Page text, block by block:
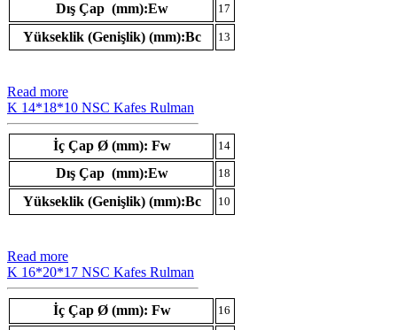
Dış Çap (mm):Ew 17
Yükseklik (Genişlik) (mm):Bc 13
Read more
K 14*18*10 NSC Kafes Rulman
İç Çap Ø (mm): Fw 14
Dış Çap (mm):Ew 18
Yükseklik (Genişlik) (mm):Bc 10
Read more
K 16*20*17 NSC Kafes Rulman
İç Çap Ø (mm): Fw 16